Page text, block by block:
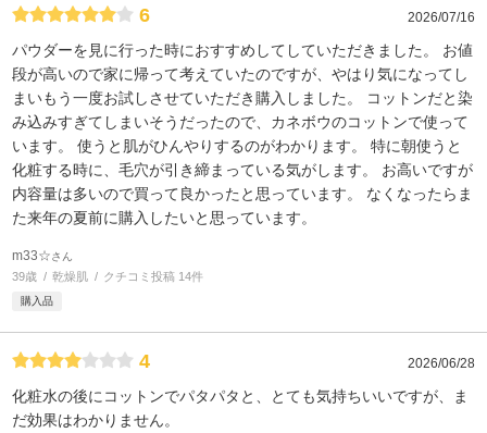
6 2026/07/16
パウダーを見に行った時におすすめしてしていただきました。 お値
段が高いので家に帰って考えていたのですが、やはり気になってし
まいもう一度お試しさせていただき購入しました。 コットンだと染
み込みすぎてしまいそうだったので、カネボウのコットンで使って
います。 使うと肌がひんやりするのがわかります。 特に朝使うと
化粧する時に、毛穴が引き締まっている気がします。 お高いですが
内容量は多いので買って良かったと思っています。 なくなったらま
た来年の夏前に購入したいと思っています。
m33☆さん
39歳 乾燥肌 クチコミ投稿 14件
購入品
4 2026/06/28
化粧水の後にコットンでパタパタと、とても気持ちいいですが、ま
だ効果はわかりません。